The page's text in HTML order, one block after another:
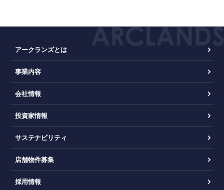
アークランズとは
事業内容
会社情報
投資家情報
サステナビリティ
店舗物件募集
採用情報